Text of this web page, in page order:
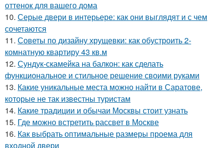
оттенок для вашего дома
10. Серые двери в интерьере: как они выглядят и с чем
сочетаются
11. Советы по дизайну хрущевки: как обустроить 2-
комнатную квартиру 43 кв.м
12. Сундук-скамейка на балкон: как сделать
функциональное и стильное решение своими руками
13. Какие уникальные места можно найти в Саратове,
которые не так известны туристам
14. Какие традиции и обычаи Москвы стоит узнать
15. Где можно встретить рассвет в Москве
16. Как выбрать оптимальные размеры проема для
входной двери